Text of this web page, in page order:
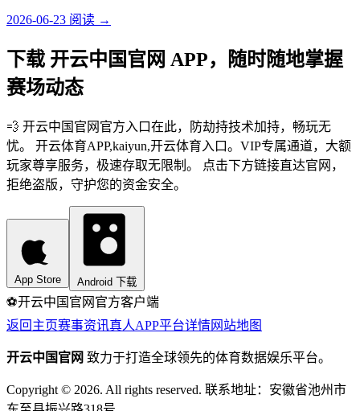
2026-06-23 阅读 →
下载 开云中国官网 APP，随时随地掌握
赛场动态
💨 开云中国官网官方入口在此，防劫持技术加持，畅玩无
忧。 开云体育APP,kaiyun,开云体育入口。VIP专属通道，大额
玩家尊享服务，极速存取无限制。 点击下方链接直达官网，
拒绝盗版，守护您的资金安全。
App Store Android 下载
⚽️开云中国官网 官方客户端
返回主页赛事资讯真人APP平台详情网站地图
开云中国官网 致力于打造全球领先的体育数据娱乐平台。
Copyright © 2026. All rights reserved. 联系地址：安徽省池州市